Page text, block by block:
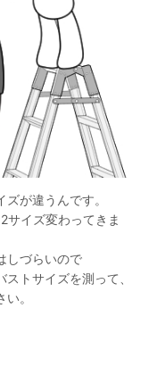
が違うんです。
サイズ変わってきま
しづらいので
トサイズを測って、
。